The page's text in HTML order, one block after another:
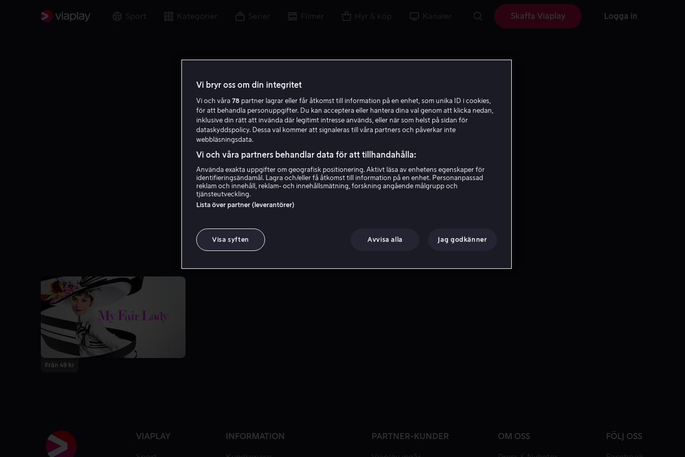
Sport Kategorier Serier Filmer Hyr & köp Kanaler Skaffa Viaplay Logga in
W H W
Wilfrid Hyde White
Från 49 kr
VIAPLAY INFORMATION PARTNER-KUNDER OM OSS FÖLJ OSS
Vi bryr oss om din integritet
Vi och våra 78 partner lagrar eller får åtkomst till information på en enhet, som unika ID i cookies,
för att behandla personuppgifter. Du kan acceptera eller hantera dina val genom att klicka nedan,
inklusive din rätt att invända där legitimt intresse används, eller när som helst på sidan för
dataskyddspolicy. Dessa val kommer att signaleras till våra partners och påverkar inte
webbläsningsdata.
Vi och våra partners behandlar data för att tillhandahålla:
Använda exakta uppgifter om geografisk positionering. Aktivt läsa av enhetens egenskaper för
identifieringsändamål. Lagra och/eller få åtkomst till information på en enhet. Personanpassad
reklam och innehåll, reklam- och innehållsmätning, forskning angående målgrupp och
tjänsteutveckling.
Lista över partner (leverantörer)
Visa syften Avvisa alla Jag godkänner